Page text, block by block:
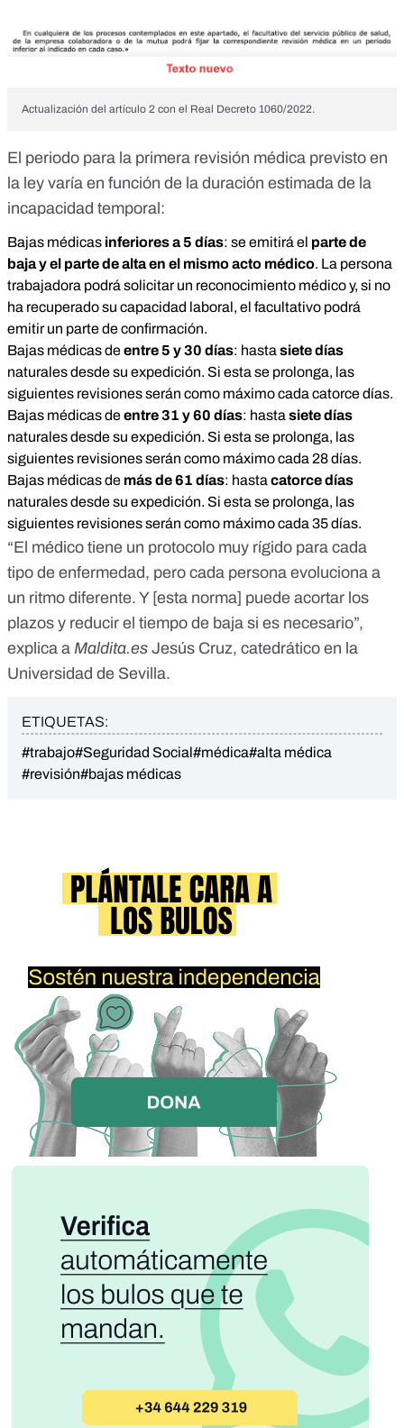
Actualización del artículo 2 con el Real Decreto 1060/2022.
El periodo para la primera revisión médica previsto en
la ley varía en función de la duración estimada de la
incapacidad temporal:
Bajas médicas inferiores a 5 días: se emitirá el parte de
baja y el parte de alta en el mismo acto médico. La persona
trabajadora podrá solicitar un reconocimiento médico y, si no
ha recuperado su capacidad laboral, el facultativo podrá
emitir un parte de confirmación.
Bajas médicas deentre 5 y 30 días: hasta siete días
naturales desde su expedición. Si esta se prolonga, las
siguientes revisiones serán como máximo cada catorce días.
Bajas médicas deentre 31 y 60 días: hasta siete días
naturales desde su expedición. Si esta se prolonga, las
siguientes revisiones serán como máximo cada 28 días.
Bajas médicas de más de 61 días: hasta catorce días
naturales desde su expedición. Si esta se prolonga, las
siguientes revisiones serán como máximo cada 35 días.
“El médico tiene un protocolo muy rígido para cada
tipo de enfermedad, pero cada persona evoluciona a
un ritmo diferente. Y [esta norma] puede acortar los
plazos y reducir el tiempo de baja si es necesario”,
explica a Maldita.es Jesús Cruz, catedrático en la
Universidad de Sevilla.
ETIQUETAS:
#trabajo#Seguridad Social#médica#alta médica
#revisión#bajas médicas